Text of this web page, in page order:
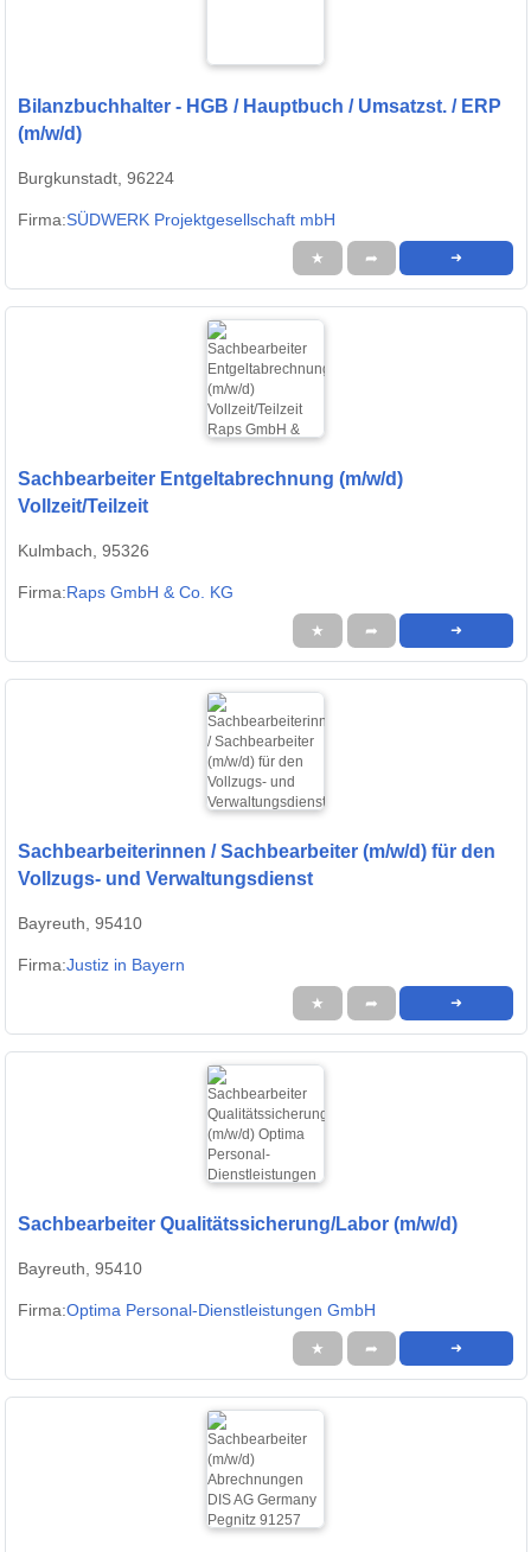
Bilanzbuchhalter - HGB / Hauptbuch / Umsatzst. / ERP
(m/w/d)
Burgkunstadt, 96224
Firma:SÜDWERK Projektgesellschaft mbH
★ ➦ ➜
Sachbearbeiter Entgeltabrechnung (m/w/d)
Vollzeit/Teilzeit
Kulmbach, 95326
Firma:Raps GmbH & Co. KG
★ ➦ ➜
Sachbearbeiterinnen / Sachbearbeiter (m/w/d) für den
Vollzugs- und Verwaltungsdienst
Bayreuth, 95410
Firma:Justiz in Bayern
★ ➦ ➜
Sachbearbeiter Qualitätssicherung/Labor (m/w/d)
Bayreuth, 95410
Firma:Optima Personal-Dienstleistungen GmbH
★ ➦ ➜